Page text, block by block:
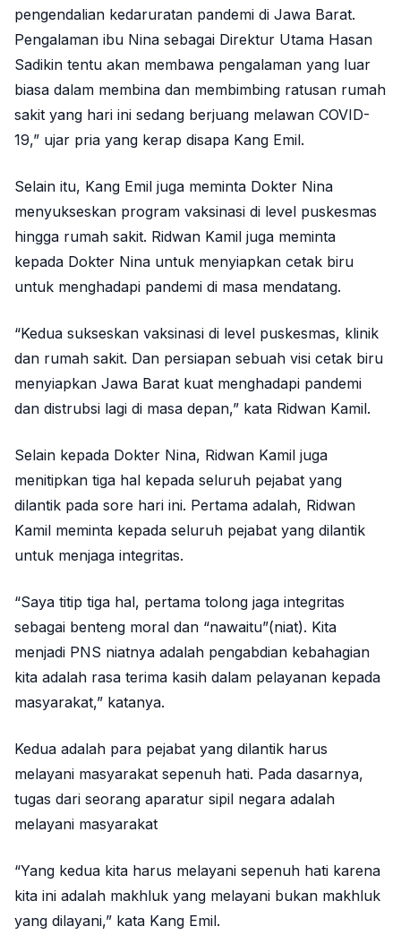
pengendalian kedaruratan pandemi di Jawa Barat.
Pengalaman ibu Nina sebagai Direktur Utama Hasan
Sadikin tentu akan membawa pengalaman yang luar
biasa dalam membina dan membimbing ratusan rumah
sakit yang hari ini sedang berjuang melawan COVID-
19,” ujar pria yang kerap disapa Kang Emil.
Selain itu, Kang Emil juga meminta Dokter Nina
menyukseskan program vaksinasi di level puskesmas
hingga rumah sakit. Ridwan Kamil juga meminta
kepada Dokter Nina untuk menyiapkan cetak biru
untuk menghadapi pandemi di masa mendatang.
“Kedua sukseskan vaksinasi di level puskesmas, klinik
dan rumah sakit. Dan persiapan sebuah visi cetak biru
menyiapkan Jawa Barat kuat menghadapi pandemi
dan distrubsi lagi di masa depan,” kata Ridwan Kamil.
Selain kepada Dokter Nina, Ridwan Kamil juga
menitipkan tiga hal kepada seluruh pejabat yang
dilantik pada sore hari ini. Pertama adalah, Ridwan
Kamil meminta kepada seluruh pejabat yang dilantik
untuk menjaga integritas.
“Saya titip tiga hal, pertama tolong jaga integritas
sebagai benteng moral dan “nawaitu”(niat). Kita
menjadi PNS niatnya adalah pengabdian kebahagian
kita adalah rasa terima kasih dalam pelayanan kepada
masyarakat,” katanya.
Kedua adalah para pejabat yang dilantik harus
melayani masyarakat sepenuh hati. Pada dasarnya,
tugas dari seorang aparatur sipil negara adalah
melayani masyarakat
“Yang kedua kita harus melayani sepenuh hati karena
kita ini adalah makhluk yang melayani bukan makhluk
yang dilayani,” kata Kang Emil.